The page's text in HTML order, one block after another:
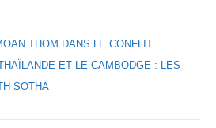
THOM DANS LE CONFLIT
ET LE CAMBODGE : LES
SOTHA